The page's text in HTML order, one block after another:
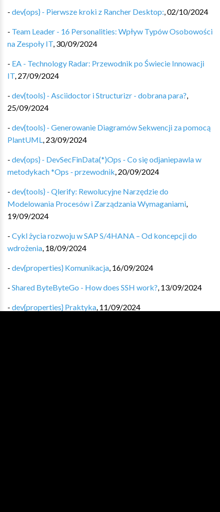
- dev{ops} - Pierwsze kroki z Rancher Desktop:,02/10/2024
- Team Leader - 16 Personalities: Wpływ Typów Osobowości
na Zespoły IT, 30/09/2024
- EA - Technology Radar: Przewodnik po Świecie Innowacji
IT, 27/09/2024
- dev{tools} - Asciidoctor i Structurizr - dobrana para?,
25/09/2024
- dev{tools} - Generowanie Diagramów Sekwencji za pomocą
PlantUML, 23/09/2024
- dev{ops} - DevSecFinData(*)Ops - Co się odjaniepawla w
metodykach *Ops - przewodnik, 20/09/2024
- dev{tools} - Qlerify: Rewolucyjne Narzędzie do
Modelowania Procesów i Zarządzania Wymaganiami,
19/09/2024
- Cykl życia rozwoju w SAP S/4HANA – Od koncepcji do
wdrożenia, 18/09/2024
- dev{properties} Komunikacja, 16/09/2024
- Shared ByteByteGo - How does SSH work?, 13/09/2024
- dev{properties} Praktyka, 11/09/2024